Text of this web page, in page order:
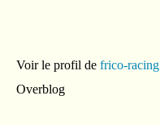
Voir le profil de frico-racing
Overblog